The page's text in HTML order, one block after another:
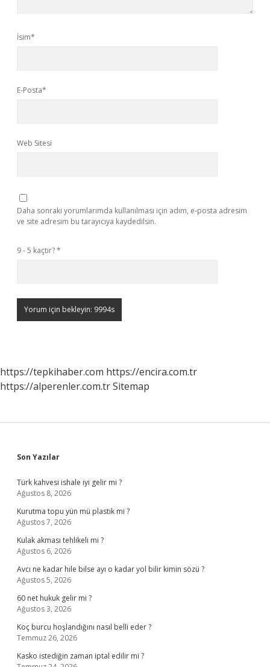
İsim*
E-Posta*
Web Sitesi
Daha sonraki yorumlarımda kullanılması için adım, e-posta adresim
ve site adresim bu tarayıcıya kaydedilsin.
9 - 5 kaçtır?*
https://tepkihaber.com https://encira.com.tr
https://alperenler.com.trSitemap
Sidebar
Son Yazılar
Türk kahvesi ishale iyi gelir mi ?
Ağustos 8, 2026
Kurutma topu yün mü plastik mi ?
Ağustos 7, 2026
Kulak akması tehlikeli mi ?
Ağustos 6, 2026
Avcı ne kadar hile bilse ayı o kadar yol bilir kimin sözü ?
Ağustos 5, 2026
60 net hukuk gelir mi ?
Ağustos 3, 2026
Koç burcu hoşlandığını nasıl belli eder ?
Temmuz 26, 2026
Kasko istediğin zaman iptal edilir mi ?